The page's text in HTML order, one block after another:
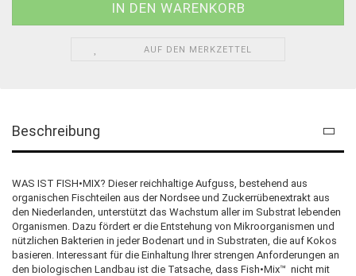
AUF DEN MERKZETTEL
Beschreibung
WAS IST FISH•MIX? Dieser reichhaltige Aufguss, bestehend aus
organischen Fischteilen aus der Nordsee und Zuckerrübenextrakt aus
den Niederlanden, unterstützt das Wachstum aller im Substrat lebenden
Organismen. Dazu fördert er die Entstehung von Mikroorganismen und
nützlichen Bakterien in jeder Bodenart und in Substraten, die auf Kokos
basieren. Interessant für die Einhaltung Ihrer strengen Anforderungen an
den biologischen Landbau ist die Tatsache, dass Fish•Mix™ nicht mit